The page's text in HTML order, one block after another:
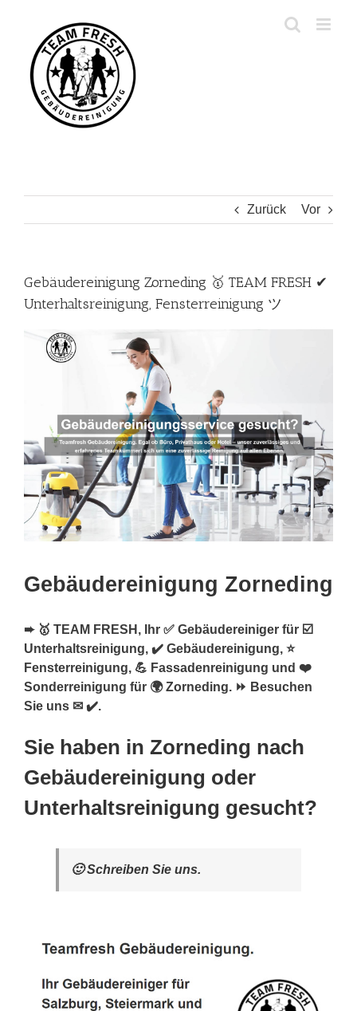
springen
Zurück Vor
Gebäudereinigung Zorneding 🥇 TEAM FRESH ✔
Unterhaltsreinigung, Fensterreinigung ツ
Gebäudereinigung Zorneding
➨ 🥇 TEAM FRESH, Ihr ✅ Gebäudereiniger für ☑️
Unterhaltsreinigung, ✔️ Gebäudereinigung, ⭐
Fensterreinigung, 💪 Fassadenreinigung und ❤️
Sonderreinigung für 🌍 Zorneding. ⏩ Besuchen
Sie uns ✉ ✔️.
Sie haben in Zorneding nach
Gebäudereinigung oder
Unterhaltsreinigung gesucht?
🙂 Schreiben Sie uns.